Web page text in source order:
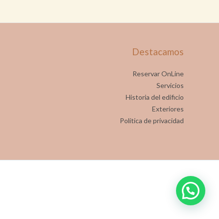
Destacamos
Reservar OnLine
Servicios
Historia del edificio
Exteriores
Política de privacidad